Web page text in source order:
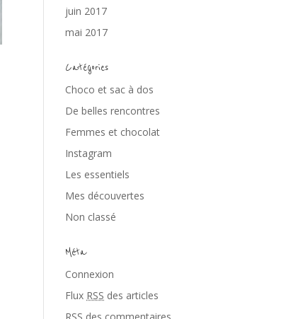
juin 2017
mai 2017
Catégories
Choco et sac à dos
De belles rencontres
Femmes et chocolat
Instagram
Les essentiels
Mes découvertes
Non classé
Méta
Connexion
Flux RSS des articles